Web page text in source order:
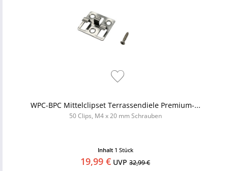
WPC-BPC Mittelclipset Terrassendiele Premium-...
50 Clips, M4 x 20 mm Schrauben
Inhalt 1 Stück
19,99 € UVP 32,99 €